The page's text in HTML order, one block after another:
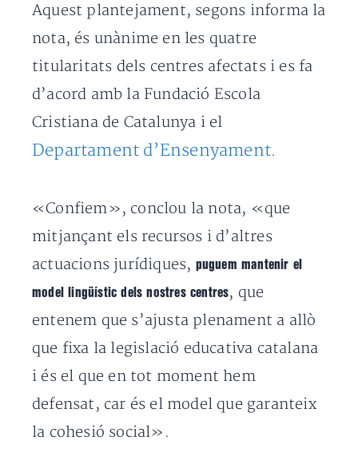
Aquest plantejament, segons informa la
nota, és unànime en les quatre
titularitats dels centres afectats i es fa
d’acord amb la Fundació Escola
Cristiana de Catalunya i el
Departament d’Ensenyament.
«Confiem», conclou la nota, «que
mitjançant els recursos i d’altres
actuacions jurídiques, puguem mantenir el
model lingüístic dels nostres centres, que
entenem que s’ajusta plenament a allò
que fixa la legislació educativa catalana
i és el que en tot moment hem
defensat, car és el model que garanteix
la cohesió social».